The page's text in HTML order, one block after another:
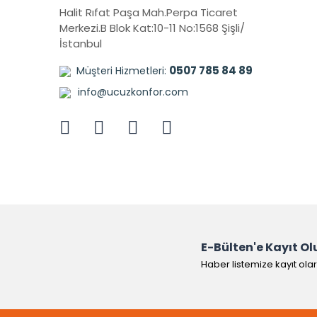
Halit Rıfat Paşa Mah.Perpa Ticaret
Merkezi.B Blok Kat:10-11 No:1568 Şişli/
İstanbul
Müşteri Hizmetleri: 0507 785 84 89
info@ucuzkonfor.com
E-Bülten'e Kayıt
Haber listemize kayıt